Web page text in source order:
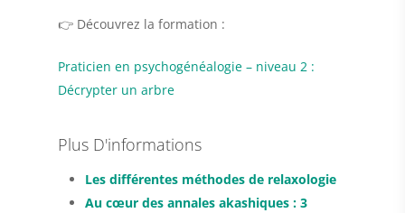
👉 Découvrez la formation :
Praticien en psychogénéalogie – niveau 2 :
Décrypter un arbre
Plus D'informations
Les différentes méthodes de relaxologie
Au cœur des annales akashiques : 3